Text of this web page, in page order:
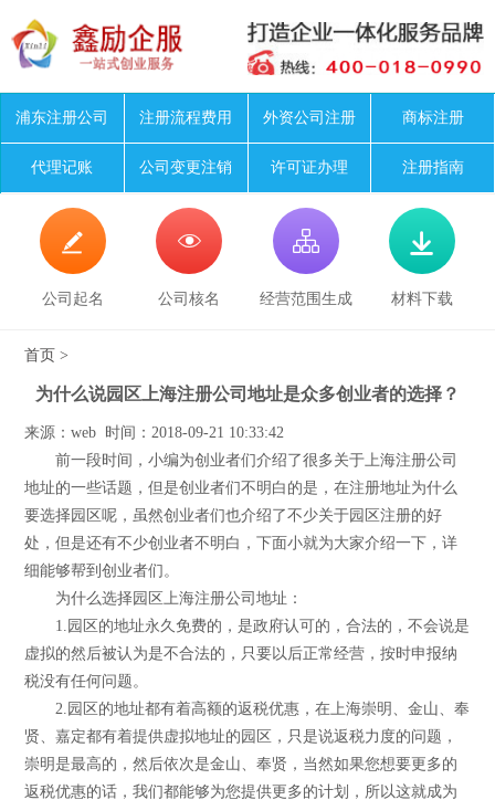
浦东注册公司 注册流程费用 外资公司注册 商标注册
代理记账 公司变更注销 许可证办理 注册指南

公司起名

公司核名

经营范围生成

材料下载
首页 >
为什么说园区上海注册公司地址是众多创业者的选择？
来源：web 时间：2018-09-21 10:33:42
前一段时间，小编为创业者们介绍了很多关于上海注册公司
地址的一些话题，但是创业者们不明白的是，在注册地址为什么
要选择园区呢，虽然创业者们也介绍了不少关于园区注册的好
处，但是还有不少创业者不明白，下面小就为大家介绍一下，详
细能够帮到创业者们。
为什么选择园区上海注册公司地址：
1.园区的地址永久免费的，是政府认可的，合法的，不会说是
虚拟的然后被认为是不合法的，只要以后正常经营，按时申报纳
税没有任何问题。
2.园区的地址都有着高额的返税优惠，在上海崇明、金山、奉
贤、嘉定都有着提供虚拟地址的园区，只是说返税力度的问题，
崇明是最高的，然后依次是金山、奉贤，当然如果您想要更多的
返税优惠的话，我们都能够为您提供更多的计划，所以这就成为